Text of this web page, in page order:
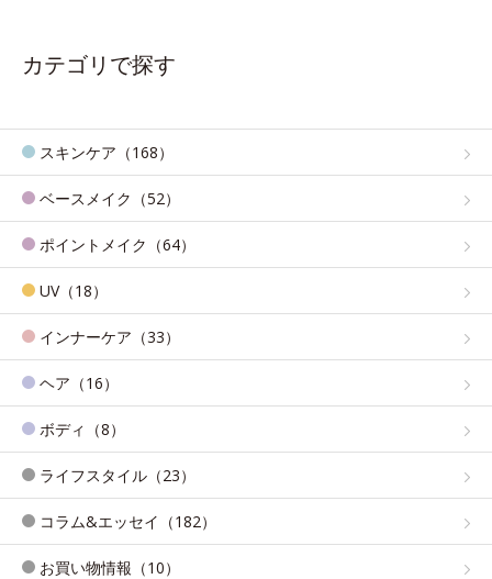
カテゴリで探す
スキンケア（168）
ベースメイク（52）
ポイントメイク（64）
UV（18）
インナーケア（33）
ヘア（16）
ボディ（8）
ライフスタイル（23）
コラム&エッセイ（182）
お買い物情報（10）